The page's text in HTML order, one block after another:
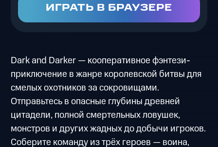
ИГРАТЬ В БРАУЗЕРЕ
Dark and Darker — кооперативное фэнтези-
приключение в жанре королевской битвы для
смелых охотников за сокровищами.
Отправьтесь в опасные глубины древней
цитадели, полной смертельных ловушек,
монстров и других жадных до добычи игроков.
Соберите команду из трёх героев — воина,